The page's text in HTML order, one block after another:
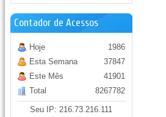
Contador de Acessos
Hoje
Esta Semana
Este Mês
Total
1986
37847
41901
8267782
Seu IP: 216.73.216.111